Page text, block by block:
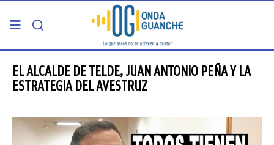
PORTADA
GRAN CANARIA
EL ALCALDE DE TELDE, JUAN ANTONIO PEÑA Y LA
ESTRATEGIA DEL AVESTRUZ